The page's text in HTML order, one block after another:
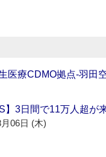
医療CDMO拠点‐羽田
】3日間で11万人超が
06日 (木)